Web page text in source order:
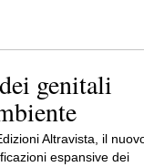
genitali
Altravista, il
espansive dei